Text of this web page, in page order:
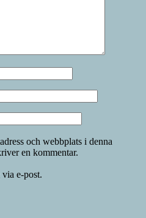
och webbplats i denna
en kommentar.
e-post.